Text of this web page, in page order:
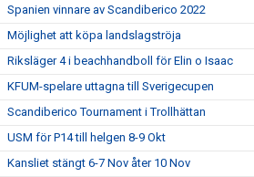
Spanien vinnare av Scandiberico 2022
Möjlighet att köpa landslagströja
Riksläger 4 i beachhandboll för Elin o Isaac
KFUM-spelare uttagna till Sverigecupen
Scandiberico Tournament i Trollhättan
USM för P14 till helgen 8-9 Okt
Kansliet stängt 6-7 Nov åter 10 Nov